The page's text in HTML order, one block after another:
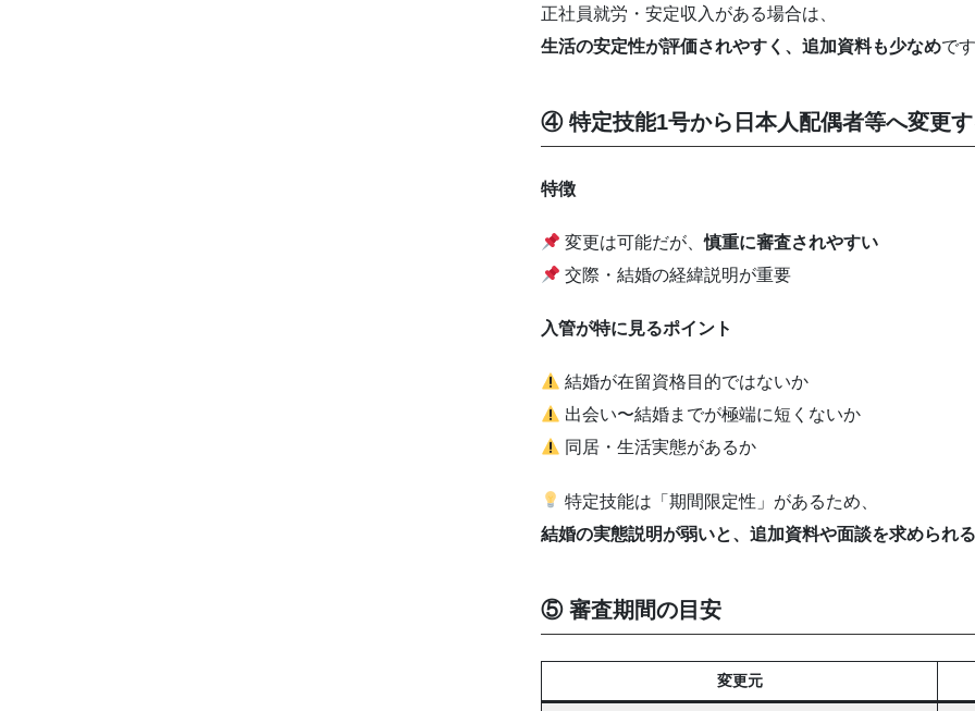
正社員就労・安定収入がある場合は、
生活の安定性が評価されやすく、追加資料も少なめです
④ 特定技能1号から日本人配偶者等へ変更
特徴
変更は可能だが、慎重に審査されやすい
交際・結婚の経緯説明が重要
入管が特に見るポイント
結婚が在留資格目的ではないか
出会い〜結婚までが極端に短くないか
同居・生活実態があるか
特定技能は「期間限定性」があるため、
結婚の実態説明が弱いと、追加資料や面談を求められ
⑤ 審査期間の目安
変更元